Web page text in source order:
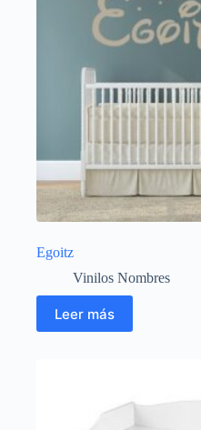
Egoitz
Vinilos Nombres
Leer más